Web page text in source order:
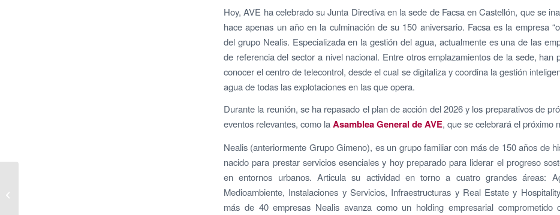
Hoy, AVE ha celebrado su Junta Directiva en la sede de Facsa en Castellón, que se
hace apenas un año en la culminación de su 150 aniversario. Facsa es la empresa
del grupo Nealis. Especializada en la gestión del agua, actualmente es una de las
de referencia del sector a nivel nacional. Entre otros emplazamientos de la sede, han
conocer el centro de telecontrol, desde el cual se digitaliza y coordina la gestión
agua de todas las explotaciones en las que opera.
Durante la reunión, se ha repasado el plan de acción del 2026 y los preparativos de
eventos relevantes, como laAsamblea General de AVE, que se celebrará el próximo
Nealis (anteriormente Grupo Gimeno), es un grupo familiar con más de 150 años de
nacido para prestar servicios esenciales y hoy preparado para liderar el progreso
en entornos urbanos. Articula su actividad en torno a cuatro grandes áreas:
Medioambiente, Instalaciones y Servicios, Infraestructuras y Real Estate y
más de 40 empresas Nealis avanza como un holding empresarial comprometido